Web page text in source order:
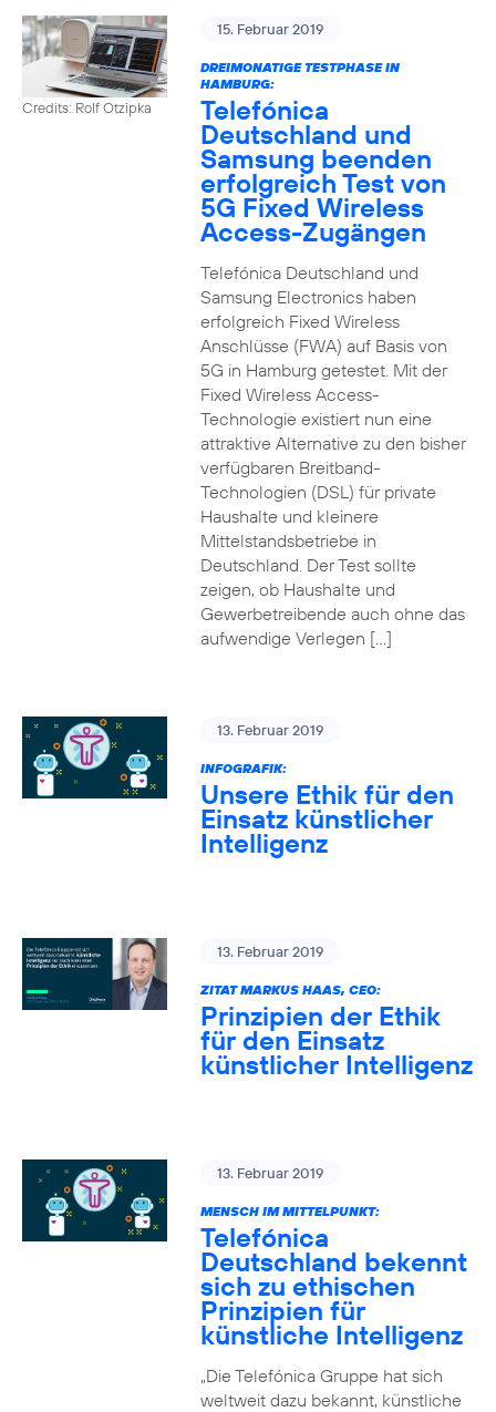
Credits: Rolf Otzipka
15. Februar 2019
DREIMONATIGE TESTPHASE IN
HAMBURG:
Telefónica
Deutschland und
Samsung beenden
erfolgreich Test von
5G Fixed Wireless
Access-Zugängen
Telefónica Deutschland und
Samsung Electronics haben
erfolgreich Fixed Wireless
Anschlüsse (FWA) auf Basis von
5G in Hamburg getestet. Mit der
Fixed Wireless Access-
Technologie existiert nun eine
attraktive Alternative zu den bisher
verfügbaren Breitband-
Technologien (DSL) für private
Haushalte und kleinere
Mittelstandsbetriebe in
Deutschland. Der Test sollte
zeigen, ob Haushalte und
Gewerbetreibende auch ohne das
aufwendige Verlegen […]
13. Februar 2019
INFOGRAFIK:
Unsere Ethik für den
Einsatz künstlicher
Intelligenz
13. Februar 2019
ZITAT MARKUS HAAS, CEO:
Prinzipien der Ethik
für den Einsatz
künstlicher Intelligenz
13. Februar 2019
MENSCH IM MITTELPUNKT:
Telefónica
Deutschland bekennt
sich zu ethischen
Prinzipien für
künstliche Intelligenz
„Die Telefónica Gruppe hat sich
weltweit dazu bekannt, künstliche